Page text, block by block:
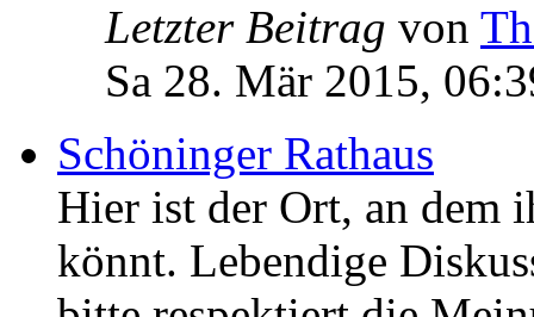
Letzter Beitrag von
Sa 28. Mär 2015,
Schöninger Rathaus
Hier ist der Ort, an dem
könnt. Lebendige